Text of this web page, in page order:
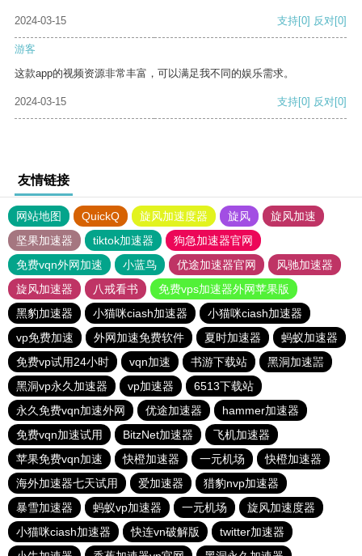
2024-03-15 支持[0] 反对[0]
游客
这款app的视频资源非常丰富，可以满足我不同的娱乐需求。
2024-03-15 支持[0] 反对[0]
友情链接
网站地图 QuickQ 旋风加速度器 旋风
旋风加速
坚果加速器
tiktok加速器
狗急加速器官网
免费vqn外网加速
小蓝鸟 优途加速器官网
风驰加速器
旋风加速器
八戒看书
免费vps加速器外网苹果版
黑豹加速器
小猫咪ciash加速器
小猫咪ciash加速器
vp免费加速
外网加速免费软件 夏时加速器
蚂蚁加速器
免费vp试用24小时
vqn加速 书游下载站
黑洞加速噐
黑洞vp永久加速器
vp加速器
6513下载站
永久免费vqn加速外网
优途加速器
hammer加速器
免费vqn加速试用
BitzNet加速器
飞机加速器
苹果免费vqn加速
快橙加速器 一元机场
快橙加速器
海外加速器七天试用
爱加速器
猎豹nvp加速器
暴雪加速器
蚂蚁vp加速器 一元机场
旋风加速度器
小猫咪ciash加速器
快连vn破解版
twitter加速器